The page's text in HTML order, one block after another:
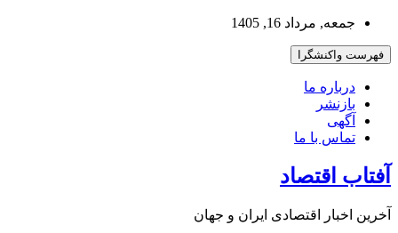
بروید
جمعه, مرداد 16, 1405
فهرست واکنشگرا
درباره ما
بازنشر
آگهی
تماس با ما
آفتاب اقتصاد
آخرین اخبار اقتصادی ایران و جهان